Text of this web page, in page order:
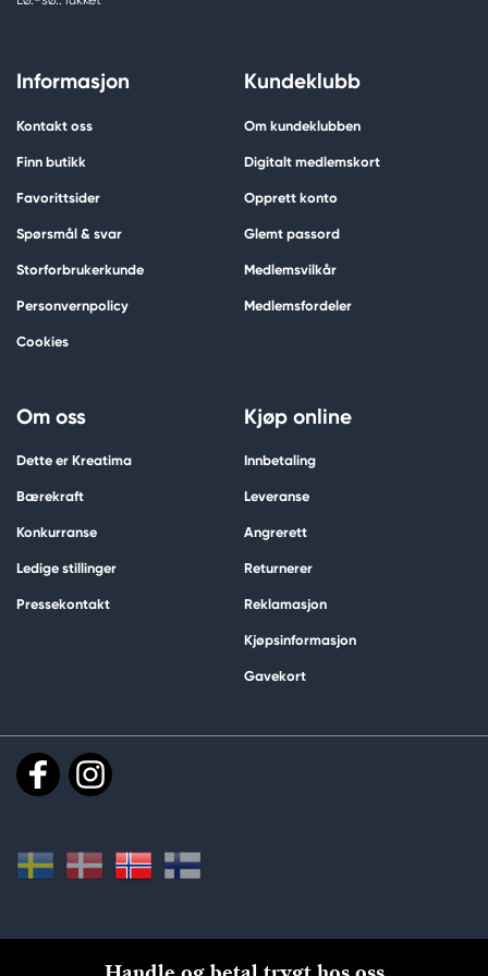
Informasjon
Kontakt oss
Finn butikk
Favorittsider
Spørsmål & svar
Storforbrukerkunde
Personvernpolicy
Cookies
Kundeklubb
Om kundeklubben
Digitalt medlemskort
Opprett konto
Glemt passord
Medlemsvilkår
Medlemsfordeler
Om oss
Dette er Kreatima
Bærekraft
Konkurranse
Ledige stillinger
Pressekontakt
Kjøp online
Innbetaling
Leveranse
Angrerett
Returnerer
Reklamasjon
Kjøpsinformasjon
Gavekort